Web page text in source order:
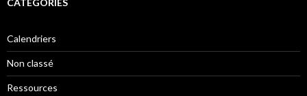
CATÉGORIES
Calendriers
Non classé
Ressources